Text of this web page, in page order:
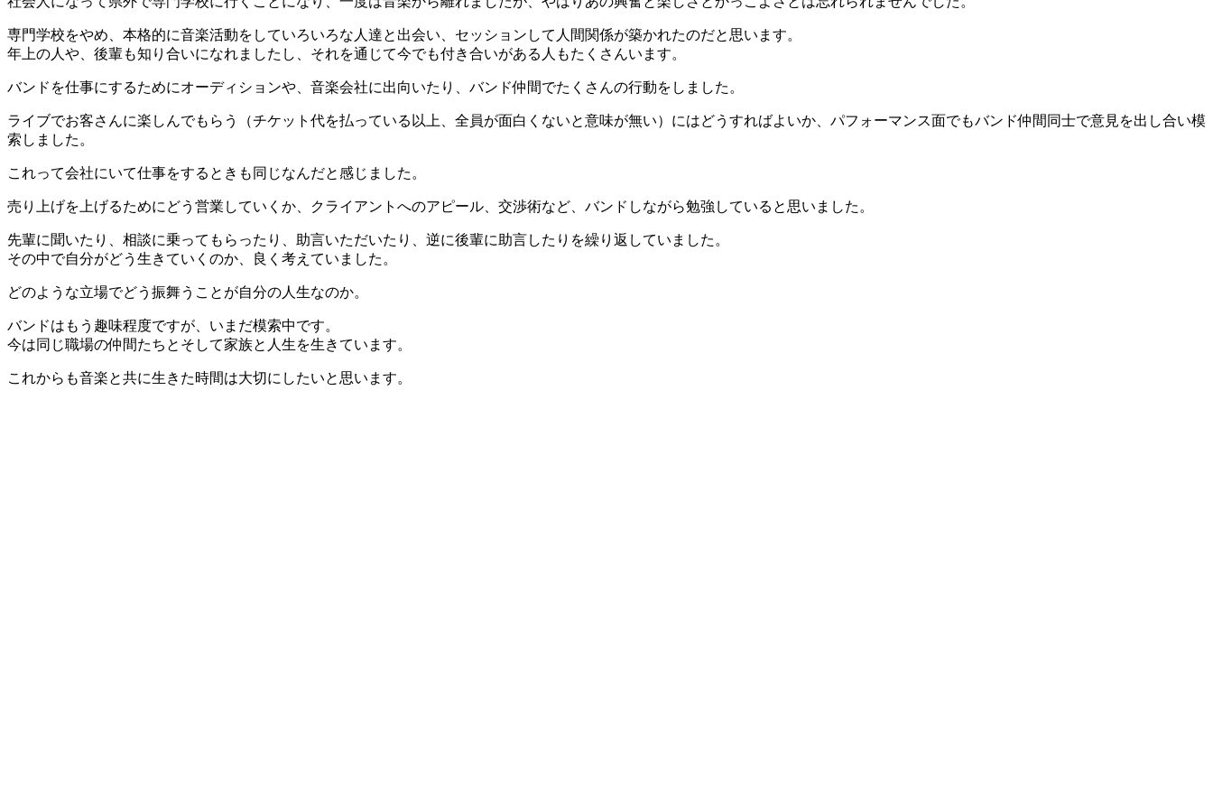
専門学校をやめ、本格的に音楽活動をしていろいろな人達と出会い、セッションして人間関係が築かれたのだと思います。
年上の人や、後輩も知り合いになれましたし、それを通じて今でも付き合いがある人もたくさんいます。
バンドを仕事にするためにオーディションや、音楽会社に出向いたり、バンド仲間でたくさんの行動をしました。
ライブでお客さんに楽しんでもらう（チケット代を払っている以上、全員が面白くないと意味が無い）にはどうすればよいか、パフォーマンス面でもバンド仲間同士で意見を出し合い模
索しました。
これって会社にいて仕事をするときも同じなんだと感じました。
売り上げを上げるためにどう営業していくか、クライアントへのアピール、交渉術など、バンドしながら勉強していると思いました。
先輩に聞いたり、相談に乗ってもらったり、助言いただいたり、逆に後輩に助言したりを繰り返していました。
その中で自分がどう生きていくのか、良く考えていました。
どのような立場でどう振舞うことが自分の人生なのか。
バンドはもう趣味程度ですが、いまだ模索中です。
今は同じ職場の仲間たちとそして家族と人生を生きています。
これからも音楽と共に生きた時間は大切にしたいと思います。